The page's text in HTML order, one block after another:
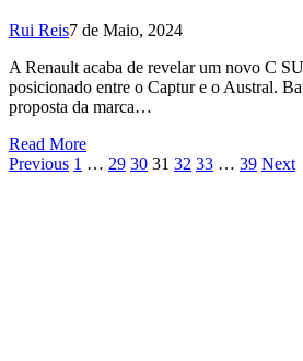
Rui Reis7 de Maio, 2024
A Renault acaba de revelar um novo C
posicionado entre o Captur e o Austral.
proposta da marca…
Read More
Previous 1 … 29 30 31 32 33 … 39 Next